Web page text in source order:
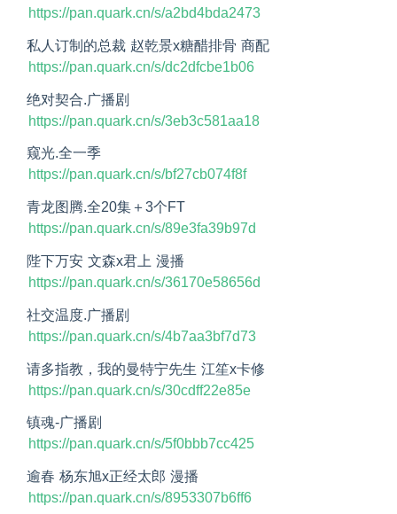
https://pan.quark.cn/s/a2bd4bda2473
私人订制的总裁 赵乾景x糖醋排骨 商配
https://pan.quark.cn/s/dc2dfcbe1b06
绝对契合.广播剧
https://pan.quark.cn/s/3eb3c581aa18
窥光.全一季
https://pan.quark.cn/s/bf27cb074f8f
青龙图腾.全20集＋3个FT
https://pan.quark.cn/s/89e3fa39b97d
陛下万安 文森x君上 漫播
https://pan.quark.cn/s/36170e58656d
社交温度.广播剧
https://pan.quark.cn/s/4b7aa3bf7d73
请多指教，我的曼特宁先生 江笙x卡修
https://pan.quark.cn/s/30cdff22e85e
镇魂-广播剧
https://pan.quark.cn/s/5f0bbb7cc425
逾春 杨东旭x正经太郎 漫播
https://pan.quark.cn/s/8953307b6ff6